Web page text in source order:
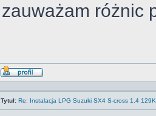
zauważam różnic
Wyświetl
Tytuł: Re: Instalacja LPG Suzuki SX4 S-cross 1.4